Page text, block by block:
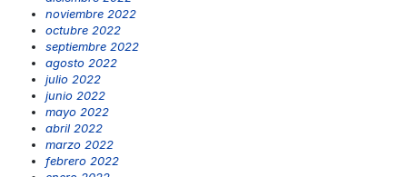
noviembre 2022
octubre 2022
septiembre 2022
agosto 2022
julio 2022
junio 2022
mayo 2022
abril 2022
marzo 2022
febrero 2022